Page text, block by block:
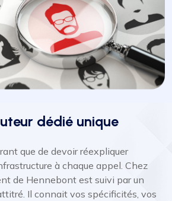
dédié unique
que de devoir réexpliquer
à chaque appel. Chez
de Hennebont est suivi par un
Il connait vos spécificités, vos